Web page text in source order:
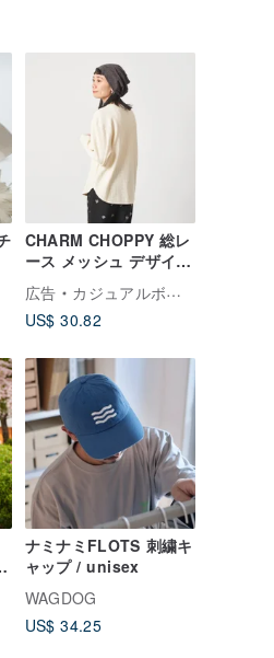
CHARM CHOPPY 総レ
ース メッシュ デザイン
ワッチ #KJ
広告
カジュアルボックス casual box
US$ 30.82
ナミナミFLOTS 刺繍キ
ャップ / unisex
WAGDOG
US$ 34.25